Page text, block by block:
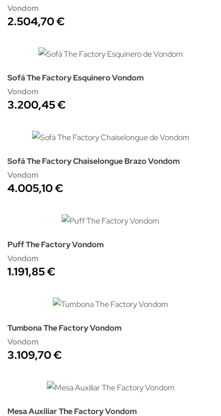
Vondom
2.504,70 €
Sofá The Factory Esquinero Vondom
Vondom
3.200,45 €
Sofá The Factory Chaiselongue Brazo Vondom
Vondom
4.005,10 €
Puff The Factory Vondom
Vondom
1.191,85 €
Tumbona The Factory Vondom
Vondom
3.109,70 €
Mesa Auxiliar The Factory Vondom